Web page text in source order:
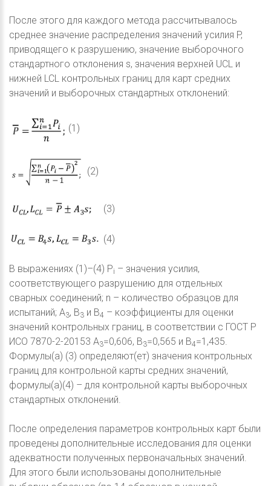
После этого для каждого метода рассчитывалось
среднее значение распределения значений усилия P,
приводящего к разрушению, значение выборочного
стандартного отклонения s, значения верхней UCL и
нижней LCL контрольных границ для карт средних
значений и выборочных стандартных отклонений:
(1)
(2)
(3)
(4)
В выражениях (1)–(4) Pi – значения усилия,
соответствующего разрушению для отдельных
сварных соединений; n – количество образцов для
испытаний; A3, B3 и B4 – коэффициенты для оценки
значений контрольных границ, в соответствии с ГОСТ Р
ИСО 7870-2-20153 A3=0,606, B3=0,565 и B4=1,435.
Формулы(а) (3) определяют(ет) значения контрольных
границ для контрольной карты средних значений,
формулы(а)(4) – для контрольной карты выборочных
стандартных отклонений.
После определения параметров контрольных карт были
проведены дополнительные исследования для оценки
адекватности полученных первоначальных значений.
Для этого были использованы дополнительные